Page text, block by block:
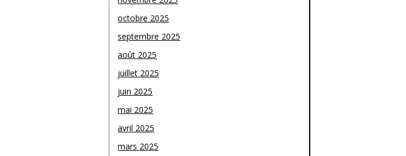
octobre 2025
septembre 2025
août 2025
juillet 2025
juin 2025
mai 2025
avril 2025
mars 2025